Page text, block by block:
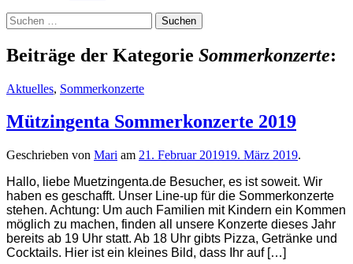
Suchen
Suchen
nach:
Beiträge der Kategorie Sommerkonzerte:
Aktuelles, Sommerkonzerte
Mützingenta Sommerkonzerte 2019
Geschrieben von Mari am 21. Februar 201919. März 2019.
Hallo, liebe Muetzingenta.de Besucher, es ist soweit. Wir
haben es geschafft. Unser Line-up für die Sommerkonzerte
stehen. Achtung: Um auch Familien mit Kindern ein Kommen
möglich zu machen, finden all unsere Konzerte dieses Jahr
bereits ab 19 Uhr statt. Ab 18 Uhr gibts Pizza, Getränke und
Cocktails. Hier ist ein kleines Bild, dass Ihr auf […]